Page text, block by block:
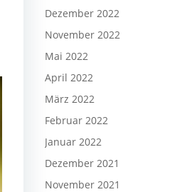
Dezember 2022
November 2022
Mai 2022
April 2022
März 2022
Februar 2022
Januar 2022
Dezember 2021
November 2021